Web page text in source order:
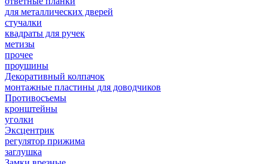
для металлических дверей
стучалки
квадраты для ручек
метизы
прочее
проушины
Декоративный колпачок
монтажные пластины для доводчиков
Противосъемы
кронштейны
уголки
Эксцентрик
регулятор прижима
заглушка